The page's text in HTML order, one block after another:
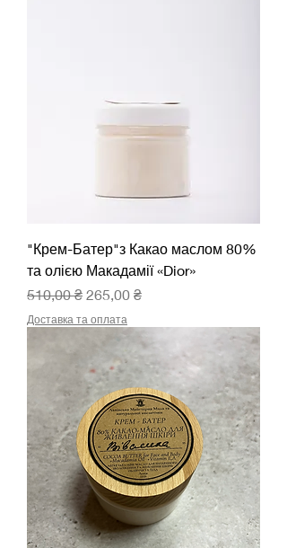
"Крем-Батер"з Какао маслом 80%
та олією Макадамії «Dior»
Звичайна ціна
510,00 ₴ За розпродажем
265,00 ₴
Доставка та оплата